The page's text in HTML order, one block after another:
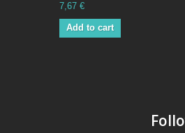
7,67 €
Add to cart